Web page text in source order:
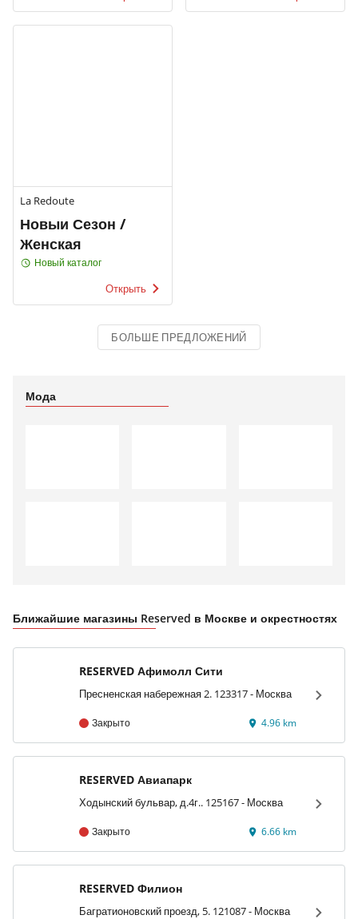
La Redoute
Новыи Сезон /
Женская
Новый каталог
Открыть
БОЛЬШЕ ПРЕДЛОЖЕНИЙ
Мода
Ближайшие магазины Reserved в Москве и окрестностях
RESERVED Афимолл Сити
Пресненская набережная 2. 123317 - Москва
Закрыто 4.96 km
RESERVED Авиапарк
Ходынский бульвар, д.4г.. 125167 - Москва
Закрыто 6.66 km
RESERVED Филион
Багратионовский проезд, 5. 121087 - Москва